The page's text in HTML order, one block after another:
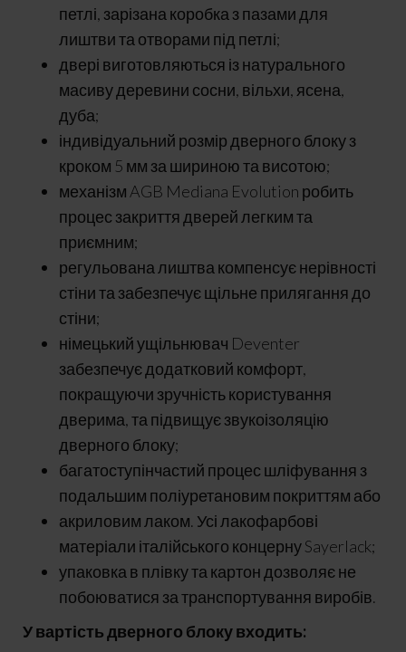
петлі, зарізана коробка з пазами для
лиштви та отворами під петлі;
двері виготовляються із натурального
масиву деревини сосни, вільхи, ясена,
дуба;
індивідуальний розмір дверного блоку з
кроком 5 мм за шириною та висотою;
механізм AGB Mediana Evolution робить
процес закриття дверей легким та
приємним;
регульована лиштва компенсує нерівності
стіни та забезпечує щільне прилягання до
стіни;
німецький ущільнювач Deventer
забезпечує додатковий комфорт,
покращуючи зручність користування
дверима, та підвищує звукоізоляцію
дверного блоку;
багатоступінчастий процес шліфування з
подальшим поліуретановим покриттям або
акриловим лаком. Усі лакофарбові
матеріали італійського концерну Sayerlack;
упаковка в плівку та картон дозволяє не
побоюватися за транспортування виробів.
У вартість дверного блоку входить: